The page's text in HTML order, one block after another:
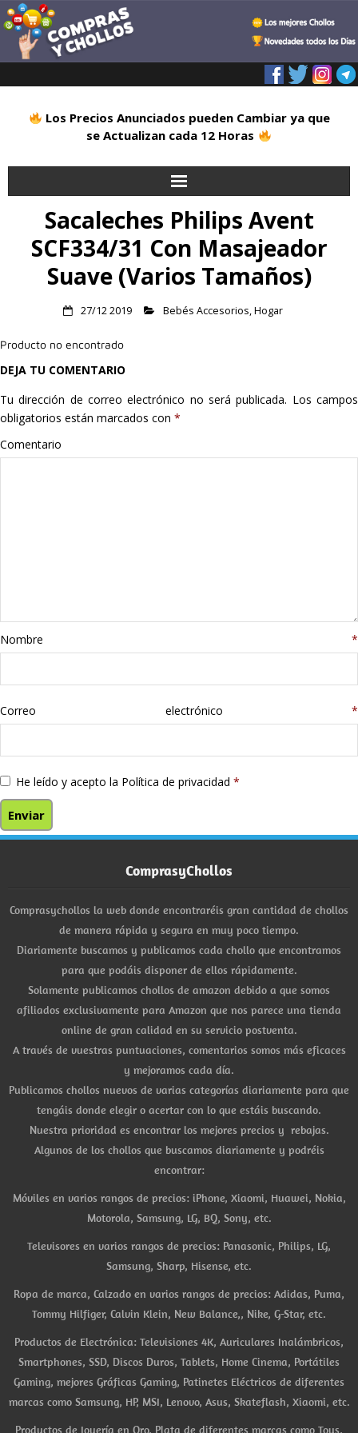
Los Precios Anunciados pueden Cambiar ya que
se Actualizan cada 12 Horas
Inicio
Alimentación
Hogar
Informática
Listas
libros
Sacaleches Philips Avent
SCF334/31 Con Masajeador
Suave (Varios Tamaños)
27/12 2019 Bebés Accesorios,Hogar
Producto no encontrado
DEJA TU COMENTARIO
Tu dirección de correo electrónico no será publicada. Los campos
obligatorios están marcados con *
Comentario
Nombre *
Correo electrónico *
He leído y acepto la Política de privacidad *
ComprasyChollos
Comprasychollos la web donde encontraréis gran cantidad de chollos
de manera rápida y segura en muy poco tiempo.
Diariamente buscamos y publicamos cada chollo que encontramos
para que podáis disponer de ellos rápidamente.
Solamente publicamos chollos de amazon debido a que somos
afiliados exclusivamente para Amazon que nos parece una tienda
online de gran calidad en su servicio postventa.
A través de vuestras puntuaciones, comentarios somos más eficaces
y mejoramos cada día.
Publicamos chollos nuevos de varias categorías diariamente para que
tengáis donde elegir o acertar con lo que estáis buscando.
Nuestra prioridad es encontrar los mejores precios y rebajas.
Algunos de los chollos que buscamos diariamente y podréis
encontrar:
Móviles en varios rangos de precios: iPhone, Xiaomi, Huawei, Nokia,
Motorola, Samsung, LG, BQ, Sony, etc.
Televisores en varios rangos de precios: Panasonic, Philips, LG,
Samsung, Sharp, Hisense, etc.
Ropa de marca, Calzado en varios rangos de precios: Adidas, Puma,
Tommy Hilfiger, Calvin Klein, New Balance,, Nike, G-Star, etc.
Productos de Electrónica: Televisiones 4K, Auriculares Inalámbricos,
Smartphones, SSD, Discos Duros, Tablets, Home Cinema, Portátiles
Gaming, mejores Gráficas Gaming, Patinetes Eléctricos de diferentes
marcas como Samsung, HP, MSI, Lenovo, Asus, Skateflash, Xiaomi, etc.
Productos de Joyería en Oro, Plata de diferentes marcas como Tous,